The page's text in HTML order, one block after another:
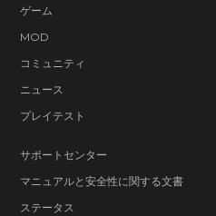
ゲーム
MOD
コミュニティ
ニュース
プレイテスト
サポートセンター
マニュアルと安全性に関する文書
ステータス